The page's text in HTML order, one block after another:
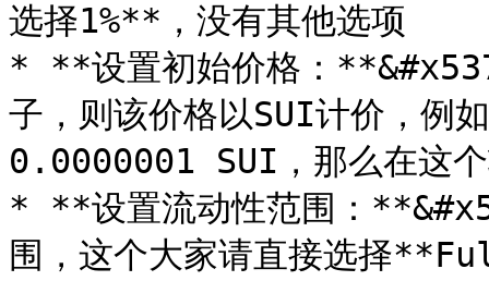
选择1%**，没有其他选项
* **设置初始价格：
子，则该价格以SUI计价，例
0.0000001 SUI，那么在这
* **设置流动性范围：
围，这个大家请直接选择